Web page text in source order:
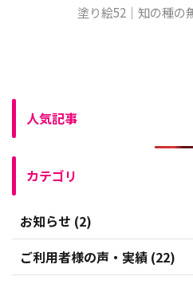
塗り絵52｜知の種の
人気記事
カテゴリ
お知らせ (2)
ご利用者様の声・実績 (22)